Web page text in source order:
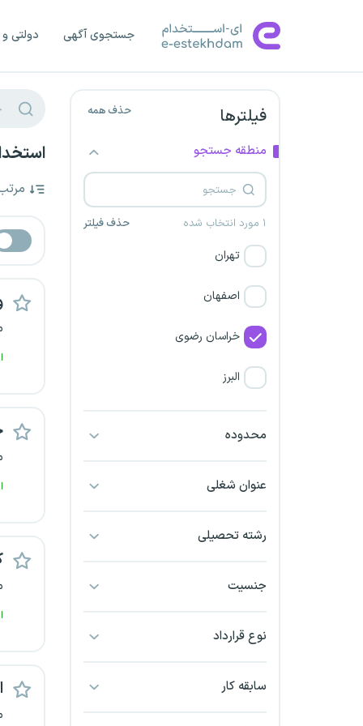
جستجوی آگهی دولتی
فیلترها حذف همه
منطقه جستجو
۱ مورد انتخاب شده حذف فیلتر
تهران
اصفهان
خراسان رضوی
البرز
اراک
اردبیل
محدوده
عنوان شغلی
رشته تحصیلی
جنسیت
نوع قرارداد
سابقه کار